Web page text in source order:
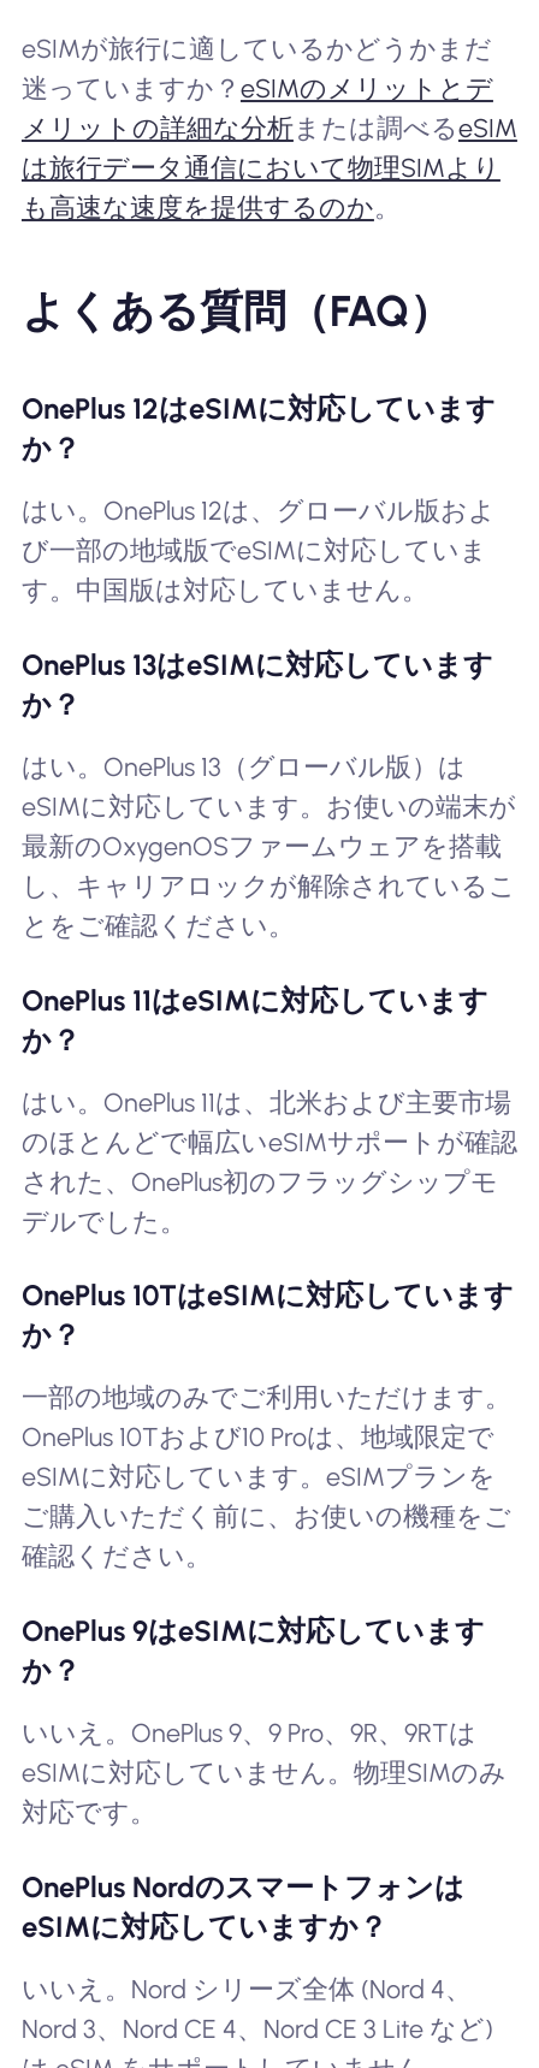
eSIMが旅行に適しているかどうかまだ
迷っていますか？ eSIMのメリットとデ
メリットの詳細な分析または調べるeSIM
は旅行データ通信において物理SIMより
も高速な速度を提供するのか。
よくある質問（FAQ）
OnePlus 12はeSIMに対応しています
か？
はい。OnePlus 12は、グローバル版およ
び一部の地域版でeSIMに対応していま
す。中国版は対応していません。
OnePlus 13はeSIMに対応しています
か？
はい。OnePlus 13（グローバル版）は
eSIMに対応しています。お使いの端末が
最新のOxygenOSファームウェアを搭載
し、キャリアロックが解除されているこ
とをご確認ください。
OnePlus 11はeSIMに対応しています
か？
はい。OnePlus 11は、北米および主要市場
のほとんどで幅広いeSIMサポートが確認
された、OnePlus初のフラッグシップモ
デルでした。
OnePlus 10TはeSIMに対応しています
か？
一部の地域のみでご利用いただけます。
OnePlus 10Tおよび10 Proは、地域限定で
eSIMに対応しています。eSIMプランを
ご購入いただく前に、お使いの機種をご
確認ください。
OnePlus 9はeSIMに対応しています
か？
いいえ。OnePlus 9、9 Pro、9R、9RTは
eSIMに対応していません。物理SIMのみ
対応です。
OnePlus Nordのスマートフォンは
eSIMに対応していますか？
いいえ。Nord シリーズ全体 (Nord 4、
Nord 3、Nord CE 4、Nord CE 3 Lite など)